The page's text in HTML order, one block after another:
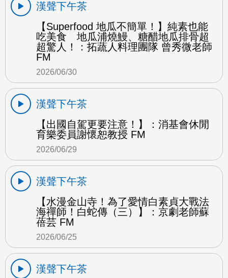
漢聲下午茶
【Superfood 地瓜不簡單！】純素也能
吃美食 地瓜浦燒鰻、糖醋地瓜排骨超
超驚人！：拓蔬人料理團隊 曾秀微老師
FM
2026/06/30
漢聲下午茶
【出國自駕更要注意！】：消基會休閒
育樂委員謝懷恕教授 FM
2026/06/29
漢聲下午茶
【水漫金山寺！為了愛情白素貞大戰法
海禪師！白蛇傳（三）】：京劇老師蘇
蓓芸 FM
2026/06/25
漢聲下午茶